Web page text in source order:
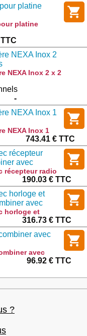
platine
platine
NEXA Inox 2
NEXA Inox 2 x 2
-
NEXA Inox 1
NEXA Inox 1
743.41 € TTC
récepteur
avec
récepteur radio
EGKTB2 :
190.03 € TTC
horloge et
avec
horloge et
avec
316.73 € TTC
avec
avec
96.92 € TTC
?